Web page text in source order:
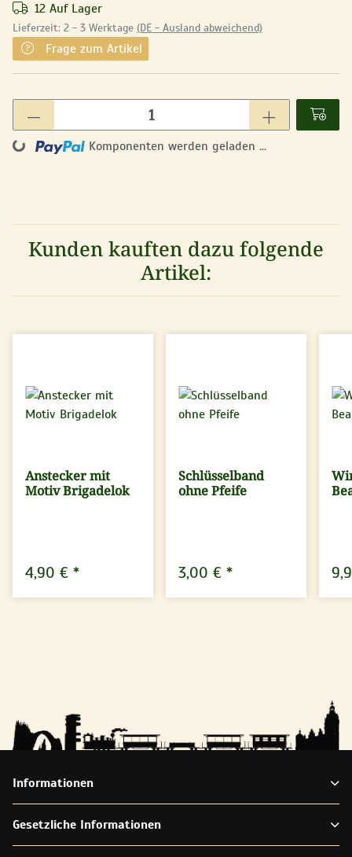
12 Auf Lager
Lieferzeit: 2 - 3 Werktage (DE - Ausland abweichend)
Frage zum Artikel
Loading... Komponenten werden geladen ...
Kunden kauften dazu folgende
Artikel:
Anstecker mit
Motiv Brigadelok
4,90 € *
Schlüsselband
ohne Pfeife
3,00 € *
Informationen
Gesetzliche Informationen